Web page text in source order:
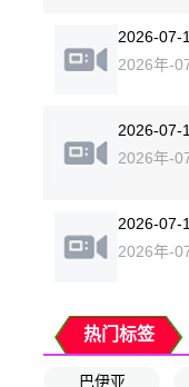
2026-07-
2026年-
2026-07-
2026年-
2026-07-
2026年-
热门标签
巴伊亚